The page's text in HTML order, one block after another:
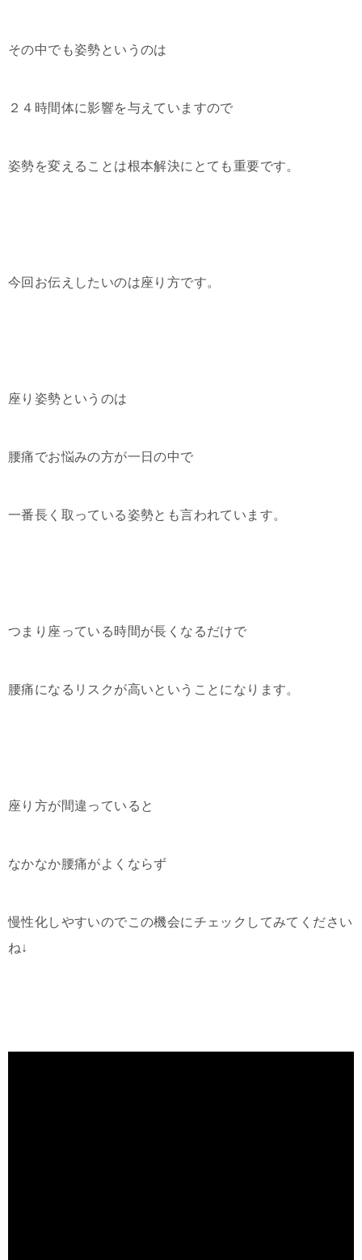
その中でも姿勢というのは
２４時間体に影響を与えていますので
姿勢を変えることは根本解決にとても重要です。
今回お伝えしたいのは座り方です。
座り姿勢というのは
腰痛でお悩みの方が一日の中で
一番長く取っている姿勢とも言われています。
つまり座っている時間が長くなるだけで
腰痛になるリスクが高いということになります。
座り方が間違っていると
なかなか腰痛がよくならず
慢性化しやすいのでこの機会にチェックしてみてください
ね↓